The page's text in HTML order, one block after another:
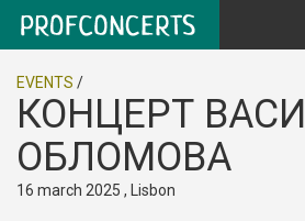
EVENTS /
КОНЦЕРТ ВАСИ
ОБЛОМОВА
16 march 2025 , Lisbon